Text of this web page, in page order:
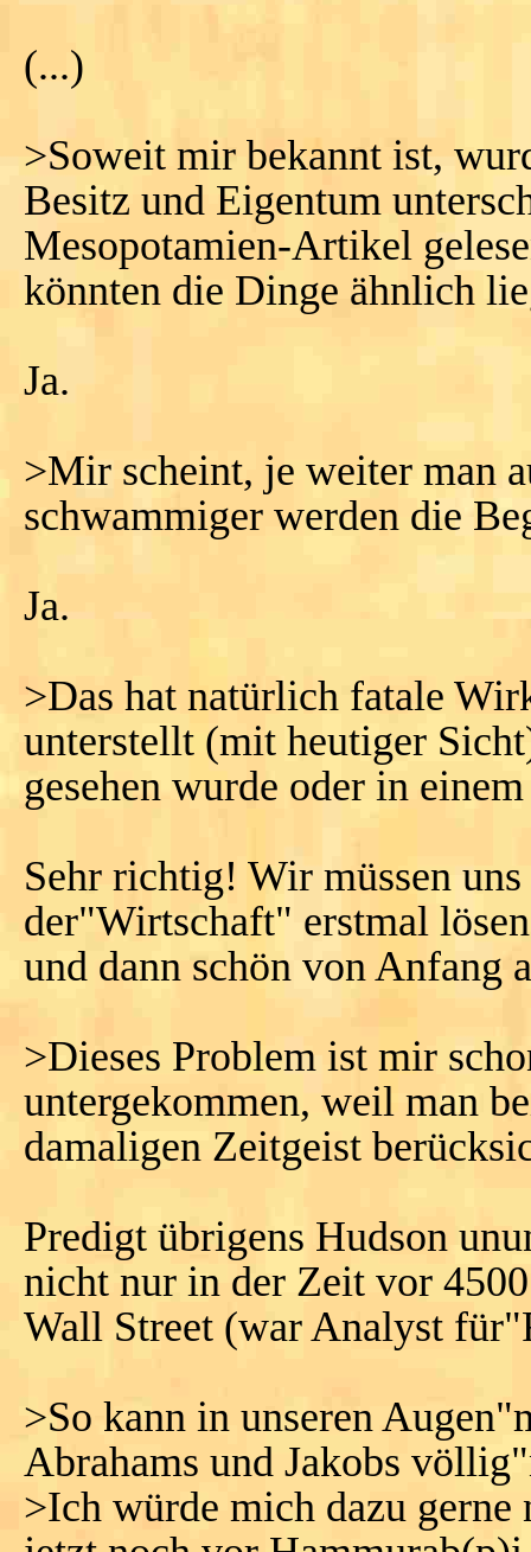
(...)
>Soweit mir bekannt ist,
Besitz und Eigentum
Mesopotamien-Artikel
könnten die Dinge ähnlich
Ja.
>Mir scheint, je weiter man
schwammiger werden die
Ja.
>Das hat natürlich fatale
unterstellt (mit heutiger
gesehen wurde oder in
Sehr richtig! Wir müssen
der"Wirtschaft" erstmal
und dann schön von Anfang
>Dieses Problem ist mir
untergekommen, weil man
damaligen Zeitgeist
Predigt übrigens Hudson
nicht nur in der Zeit vor 4500
Wall Street (war Analyst
>So kann in unseren
Abrahams und Jakobs
>Ich würde mich dazu gerne